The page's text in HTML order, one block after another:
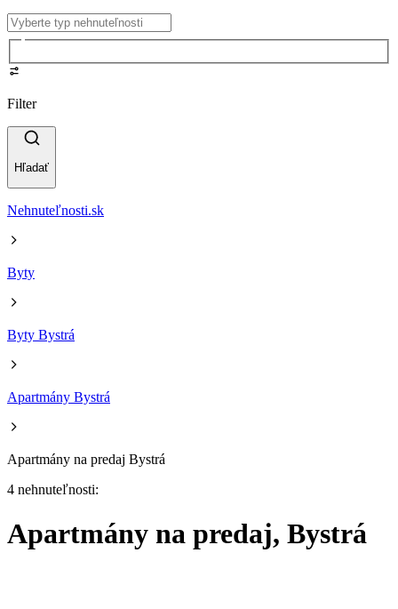
Filter
Hľadať
Nehnuteľnosti.sk
Byty
Byty Bystrá
Apartmány Bystrá
Apartmány na predaj Bystrá
4 nehnuteľnosti:
Apartmány na predaj, Bystrá